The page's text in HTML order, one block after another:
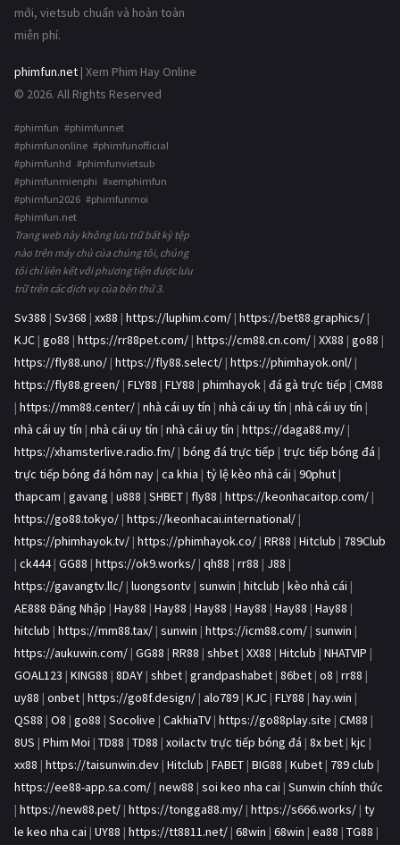
mới, vietsub chuẩn và hoàn toàn
miễn phí.
phimfun.net | Xem Phim Hay Online
© 2026. All Rights Reserved
#phimfun #phimfunnet
#phimfunonline #phimfunofficial
#phimfunhd #phimfunvietsub
#phimfunmienphi #xemphimfun
#phimfun2026 #phimfunmoi
#phimfun.net
Trang web này không lưu trữ bất kỳ tệp
nào trên máy chủ của chúng tôi, chúng
tôi chỉ liên kết với phương tiện được lưu
trữ trên các dịch vụ của bên thứ 3.
Sv388 | Sv368 | xx88 | https://luphim.com/ | https://bet88.graphics/ |
KJC | go88 | https://rr88pet.com/ | https://cm88.cn.com/ | XX88 | go88 |
https://fly88.uno/ | https://fly88.select/ | https://phimhayok.onl/ |
https://fly88.green/ | FLY88 | FLY88 | phimhayok | đá gà trực tiếp | CM88
| https://mm88.center/ | nhà cái uy tín | nhà cái uy tín | nhà cái uy tín |
nhà cái uy tín | nhà cái uy tín | nhà cái uy tín | https://daga88.my/ |
https://xhamsterlive.radio.fm/ | bóng đá trực tiếp | trực tiếp bóng đá |
trực tiếp bóng đá hôm nay | ca khia | tỷ lệ kèo nhà cái | 90phut |
thapcam | gavang | u888 | SHBET | fly88 | https://keonhacaitop.com/ |
https://go88.tokyo/ | https://keonhacai.international/ |
https://phimhayok.tv/ | https://phimhayok.co/ | RR88 | Hitclub | 789Club
| ck444| GG88 | https://ok9.works/ | qh88 | rr88 | J88 |
https://gavangtv.llc/ | luongsontv | sunwin | hitclub | kèo nhà cái |
AE888 Đăng Nhập | Hay88 | Hay88 | Hay88 | Hay88 | Hay88 | Hay88 |
hitclub | https://mm88.tax/ | sunwin | https://icm88.com/ | sunwin |
https://aukuwin.com/ | GG88 | RR88 | shbet | XX88 | Hitclub | NHATVIP |
GOAL123 | KING88 | 8DAY | shbet | grandpashabet | 86bet | o8 | rr88 |
uy88 | onbet | https://go8f.design/ | alo789 | KJC | FLY88 | hay.win |
QS88 | O8 | go88 | Socolive | CakhiaTV | https://go88play.site | CM88 |
8US | Phim Moi | TD88 | TD88 | xoilactv trực tiếp bóng đá | 8x bet | kjc |
xx88 | https://taisunwin.dev | Hitclub | FABET | BIG88 | Kubet | 789 club |
https://ee88-app.sa.com/ | new88 | soi keo nha cai | Sunwin chính thức
| https://new88.pet/ | https://tongga88.my/ | https://s666.works/ | ty
le keo nha cai | UY88 | https://tt8811.net/ | 68win | 68win | ea88 | TG88 |